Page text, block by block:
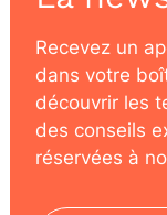
Recevez un
dans votre
découvrir les
des conseils
réservées à